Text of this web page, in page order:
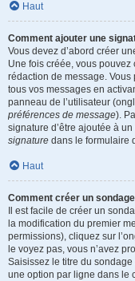
Haut
Comment ajouter une
Vous devez d’abord créer
Une fois créée, vous
rédaction de message.
tous vos messages en
panneau de l’utilisateur
préférences de message).
signature d’être ajoutée à
signature dans le formulaire
Haut
Comment créer un
Il est facile de créer un
la modification du premier
permissions), cliquez sur
le voyez pas, vous n’avez
Saisissez le titre du
une option par ligne dans le